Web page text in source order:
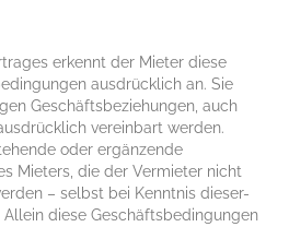
erkennt der Mieter diese
ausdrücklich an. Sie
Geschäftsbeziehungen, auch
vereinbart werden.
oder ergänzende
Mieters, die der Vermieter nicht
– selbst bei Kenntnis dieser-
diese Geschäftsbedingungen